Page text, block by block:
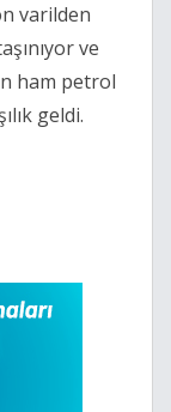
varilden
ve
ham petrol
geldi.